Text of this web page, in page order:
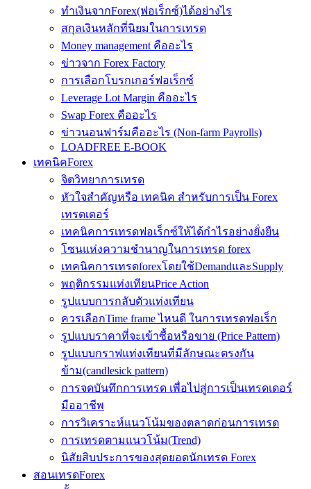
ทำเงินจากForex(ฟอเร็กซ์)ได้อย่างไร
สกุลเงินหลักที่นิยมในการเทรด
Money management คืออะไร
ข่าวจาก Forex Factory
การเลือกโบรกเกอร์ฟอเร็กซ์
Leverage Lot Margin คืออะไร
Swap Forex คืออะไร
ข่าวนอนฟาร์มคืออะไร (Non-farm Payrolls)
LOADFREE E-BOOK
เทคนิคForex
จิตวิทยาการเทรด
หัวใจสำคัญหรือ เทคนิค สำหรับการเป็น Forex
เทรดเดอร์
เทคนิคการเทรดฟอเร็กซ์ให้ได้กำไรอย่างยั่งยืน
โซนแห่งความชำนาญในการเทรด forex
เทคนิคการเทรดforexโดยใช้DemandและSupply
พฤติกรรมแท่งเทียนPrice Action
รูปแบบการกลับตัวแท่งเทียน
ควรเลือกTime frame ไหนดี ในการเทรดฟอเร็ก
รูปแบบราคาที่จะเข้าซื้อหรือขาย (Price Pattern)
รูปแบบกราฟแท่งเทียนที่มีลักษณะตรงกัน
ข้าม(candlesick pattern)
การจดบันทึกการเทรด เพื่อไปสู่การเป็นเทรดเดอร์
มืออาชีพ
การวิเคราะห์แนวโน้มของตลาดก่อนการเทรด
การเทรดตามแนวโน้ม(Trend)
นิสัยสิบประการของสุดยอดนักเทรด Forex
สอนเทรดForex